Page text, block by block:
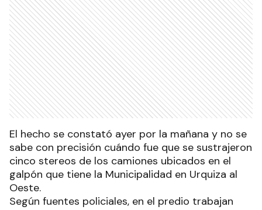
El hecho se constató ayer por la mañana y no se
sabe con precisión cuándo fue que se sustrajeron
cinco stereos de los camiones ubicados en el
galpón que tiene la Municipalidad en Urquiza al
Oeste.
Según fuentes policiales, en el predio trabajan